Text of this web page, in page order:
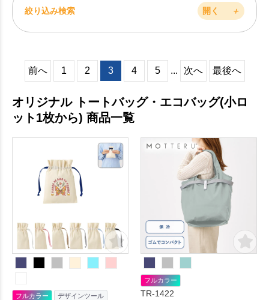
絞り込み検索 開く ＋
前へ 1 2 3 4 5 ... 次へ 最後へ
オリジナル トートバッグ・エコバッグ(小ロ
ット1枚から) 商品一覧
フルカラー デザインツール
フルカラー
TR-1422